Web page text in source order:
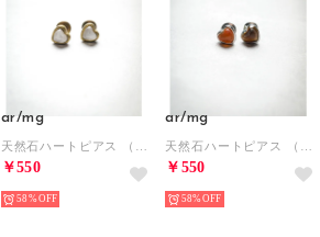
ar/mg
￥550
58%
ar/mg
￥550
58%